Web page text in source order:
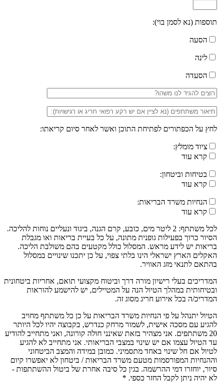
תוספות (נא לסמן בוי):
הסעה
לינה
הסעדה
לחץ על הכפתורים לפתיחת התוכן ואשר לאחר סיום קריאתו:
ציוד מומלץ:
קרא עוד
בטיחות וביטחון:
קרא עוד
הנחיות משרד הבריאות:
קרא עוד
לכל משתתף: 2 ליטר מים, כובע, קרם הגנה, ביגוד ונעליים נוחות להליכה.
הסיור כרוך בפעילות גופנית מתונה, על כל בעיית בריאות ואו מגבלת
בריאות יש לידע מראש. המסלול כולל מקטעים בהם משולבת הליכה.
האקלים הארץ ישראלי הינו בלתי צפוי, על כן יתכנו שינויים במסלול
בהתאם לתנאי מזג האוויר.
המדריכים בעלי רישיון מורה דרך וביטוח מקצועי תואם, אחריות ביטחונית
ובטיחותית במהלך הטיול הנה על המטיילים, יש להישמע להוראות
המדריכ/ה בכל אירוע חריג מסוג זה.
הטיול יתנהל על פי הנחיות משרד הבריאות על כן כל משתתף מחויב
להגיע עם מסכה אישית, לשמור מרחק כנדרש, בקבוצה יהיו לכל היותר
20 משתתפים. אני מצהיר בזאת שאינני חולה קורונה, ואני מתחייב להודיע
עד הטיול עצמו אם יש שינוי במצבי הבריאותי. אני מתחייב לא להגיע
לטיול אם חל שינוי באחד מתסמיני. כמובן במידה והמצב הביטחוני
וההנחיות המפורסמות מטעם משרד הבריאות / ביטחון לא יאפשרו קיום
סיור, יוחזרו דמי ההרשמה. בגין כל סיבה אחרת של ביטול ההשתתפות -
לא יהיה ניתן לקבל החזר כספי. *